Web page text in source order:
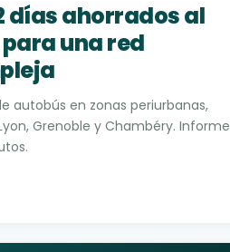
días ahorrados al
una red
autobús en zonas periurbanas,
Grenoble y Chambéry. Informe